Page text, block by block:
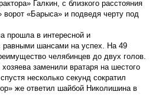
Галкин, с близкого расстояния
ворот «Барыса» и подведя черту под
прошла в интересной и
равными шансами на успех. На 49
челябинцев до двух голов.
заменили вратаря на шестого
несколько секунд сократил
же ответил шайбой Николишина в